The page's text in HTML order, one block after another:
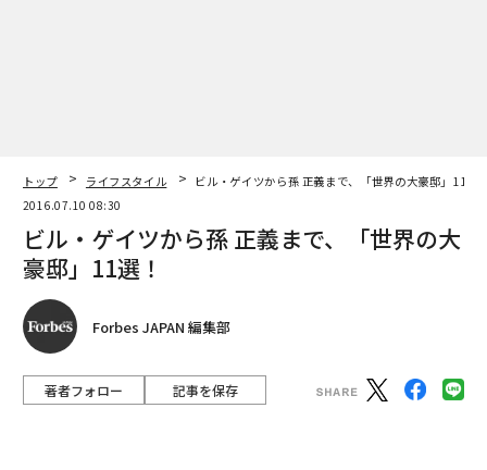
トップ ライフスタイル
ビル・ゲイツから孫 正義まで、「世界の大豪邸」11選
2016.07.10 08:30
ビル・ゲイツから孫 正義まで、「世界の大
豪邸」11選！
Forbes JAPAN 編集部
著者フォロー 記事を保存